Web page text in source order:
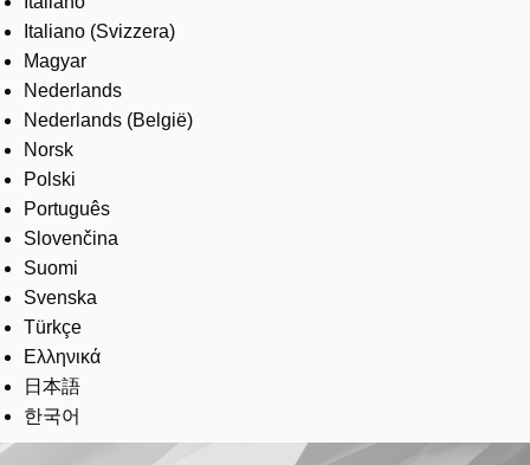
Italiano (Svizzera)
Magyar
Nederlands
Nederlands (België)
Norsk
Polski
Português
Slovenčina
Suomi
Svenska
Türkçe
Ελληνικά
日本語
한국어